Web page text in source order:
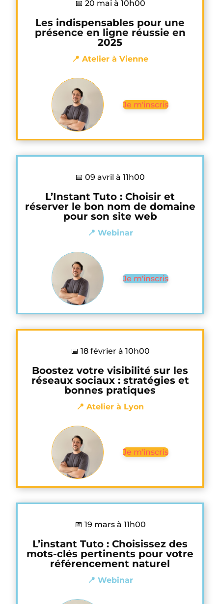
📅 20 mai à 10h00
Les indispensables pour une
présence en ligne réussie en
2025
📍 Atelier à Vienne
Je m'inscris
📅 09 avril à 11h00
L’Instant Tuto : Choisir et
réserver le bon nom de domaine
pour son site web
📍 Webinar
Je m'inscris
📅 18 février à 10h00
Boostez votre visibilité sur les
réseaux sociaux : stratégies et
bonnes pratiques
📍 Atelier à Lyon
Je m'inscris
📅 19 mars à 11h00
L’instant Tuto : Choisissez des
mots-clés pertinents pour votre
référencement naturel
📍 Webinar